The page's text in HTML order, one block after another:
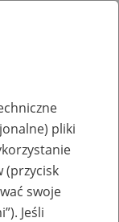
pracy
pliki
(przycisk
swoje
Jeśli